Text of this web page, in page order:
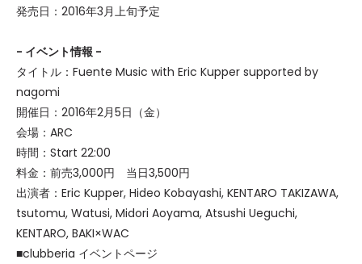
発売日：2016年3月上旬予定
- イベント情報 -
タイトル：Fuente Music with Eric Kupper supported by
nagomi
開催日：2016年2月5日（金）
会場：ARC
時間：Start 22:00
料金：前売3,000円 当日3,500円
出演者：Eric Kupper, Hideo Kobayashi, KENTARO TAKIZAWA,
tsutomu, Watusi, Midori Aoyama, Atsushi Ueguchi,
KENTARO, BAKI×WAC
■clubberia イベントページ